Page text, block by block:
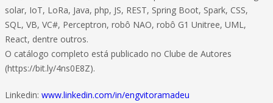
solar, IoT, LoRa, Java, php, JS, REST, Spring Boot, Spark, CSS,
SQL, VB, VC#, Perceptron, robô NAO, robô G1 Unitree, UML,
React, dentre outros.
O catálogo completo está publicado no Clube de Autores
(https://bit.ly/4ns0E8Z).
Linkedin: www.linkedin.com/in/engvitoramadeu